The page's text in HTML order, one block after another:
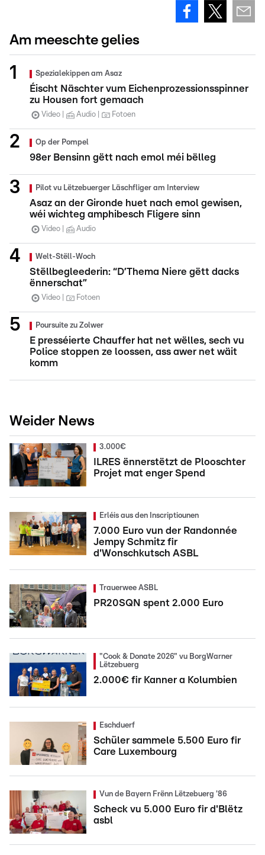
Am meeschte gelies
Spezialekippen am Asaz
Éischt Näschter vum Eichenprozessionsspinner
zu Housen fort gemaach
Video Audio Fotoen
Op der Pompel
98er Bensinn gëtt nach emol méi bëlleg
Pilot vu Lëtzebuerger Läschfliger am Interview
Asaz an der Gironde huet nach emol gewisen,
wéi wichteg amphibesch Fligere sinn
Video Audio
Welt-Stëll-Woch
Stëllbegleederin: “D’Thema Niere gëtt dacks
ënnerschat”
Video Fotoen
Poursuite zu Zolwer
E presséierte Chauffer hat net wëlles, sech vu
Police stoppen ze loossen, ass awer net wäit
komm
Weider News
3.000€
ILRES ënnerstëtzt de Plooschter
Projet mat enger Spend
Erléis aus den Inscriptiounen
7.000 Euro vun der Randonnée
Jempy Schmitz fir
d'Wonschkutsch ASBL
Trauerwee ASBL
PR20SQN spent 2.000 Euro
"Cook & Donate 2026" vu BorgWarner
Lëtzebuerg
2.000€ fir Kanner a Kolumbien
Eschduerf
Schüler sammele 5.500 Euro fir
Care Luxembourg
Vun de Bayern Frënn Lëtzebuerg '86
Scheck vu 5.000 Euro fir d'Blëtz
asbl